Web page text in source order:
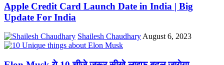
Apple Credit Card Launch Date in India | Big
Update For India
Shailesh ChaudharyAugust 6, 2023